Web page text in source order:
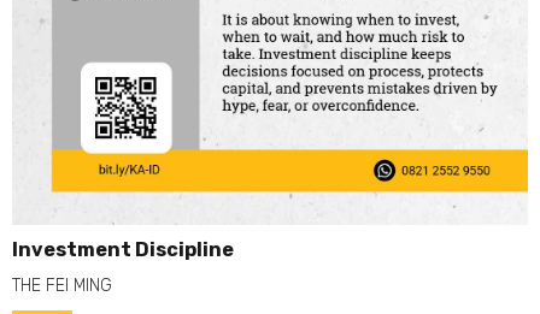
Investment Discipline
THE FEI MING